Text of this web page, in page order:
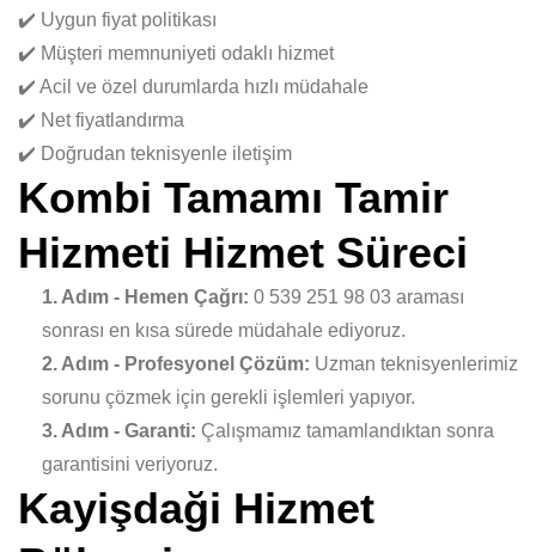
✔️ Uygun fiyat politikası
✔️ Müşteri memnuniyeti odaklı hizmet
✔️ Acil ve özel durumlarda hızlı müdahale
✔️ Net fiyatlandırma
✔️ Doğrudan teknisyenle iletişim
Kombi Tamamı Tamir
Hizmeti Hizmet Süreci
1. Adım - Hemen Çağrı: 0 539 251 98 03 araması
sonrası en kısa sürede müdahale ediyoruz.
2. Adım - Profesyonel Çözüm: Uzman teknisyenlerimiz
sorunu çözmek için gerekli işlemleri yapıyor.
3. Adım - Garanti: Çalışmamız tamamlandıktan sonra
garantisini veriyoruz.
Kayişdaği Hizmet